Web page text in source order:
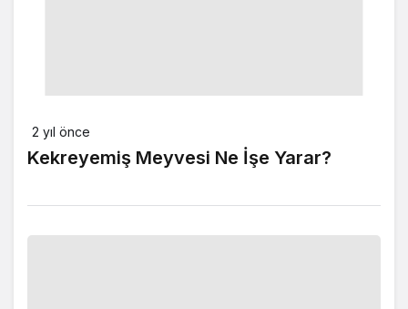
2 yıl önce
Kekreyemiş Meyvesi Ne İşe Yarar?